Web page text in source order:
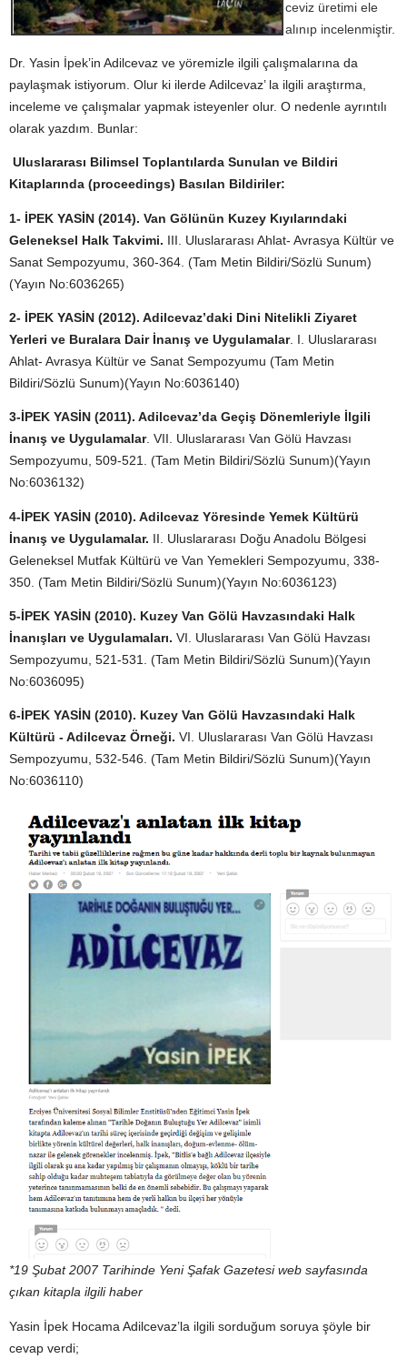
ceviz üretimi ele
alınıp incelenmiştir.
Dr. Yasin İpek’in Adilcevaz ve yöremizle ilgili çalışmalarına da
paylaşmak istiyorum. Olur ki ilerde Adilcevaz’ la ilgili araştırma,
inceleme ve çalışmalar yapmak isteyenler olur. O nedenle ayrıntılı
olarak yazdım. Bunlar:
Uluslararası Bilimsel Toplantılarda Sunulan ve Bildiri
Kitaplarında (proceedings) Basılan Bildiriler:
1- İPEK YASİN (2014). Van Gölünün Kuzey Kıyılarındaki
Geleneksel Halk Takvimi. III. Uluslararası Ahlat- Avrasya Kültür ve
Sanat Sempozyumu, 360-364. (Tam Metin Bildiri/Sözlü Sunum)
(Yayın No:6036265)
2- İPEK YASİN (2012). Adilcevaz’daki Dini Nitelikli Ziyaret
Yerleri ve Buralara Dair İnanış ve Uygulamalar. I. Uluslararası
Ahlat- Avrasya Kültür ve Sanat Sempozyumu (Tam Metin
Bildiri/Sözlü Sunum)(Yayın No:6036140)
3-İPEK YASİN (2011). Adilcevaz’da Geçiş Dönemleriyle İlgili
İnanış ve Uygulamalar. VII. Uluslararası Van Gölü Havzası
Sempozyumu, 509-521. (Tam Metin Bildiri/Sözlü Sunum)(Yayın
No:6036132)
4-İPEK YASİN (2010). Adilcevaz Yöresinde Yemek Kültürü
İnanış ve Uygulamalar. II. Uluslararası Doğu Anadolu Bölgesi
Geleneksel Mutfak Kültürü ve Van Yemekleri Sempozyumu, 338-
350. (Tam Metin Bildiri/Sözlü Sunum)(Yayın No:6036123)
5-İPEK YASİN (2010). Kuzey Van Gölü Havzasındaki Halk
İnanışları ve Uygulamaları. VI. Uluslararası Van Gölü Havzası
Sempozyumu, 521-531. (Tam Metin Bildiri/Sözlü Sunum)(Yayın
No:6036095)
6-İPEK YASİN (2010). Kuzey Van Gölü Havzasındaki Halk
Kültürü - Adilcevaz Örneği. VI. Uluslararası Van Gölü Havzası
Sempozyumu, 532-546. (Tam Metin Bildiri/Sözlü Sunum)(Yayın
No:6036110)
*19 Şubat 2007 Tarihinde Yeni Şafak Gazetesi web sayfasında
çıkan kitapla ilgili haber
Yasin İpek Hocama Adilcevaz’la ilgili sorduğum soruya şöyle bir
cevap verdi;